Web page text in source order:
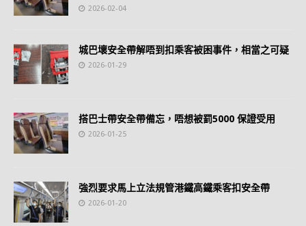
2026-02-04
城巴壞安全帶解唔到扣乘客被困事件，相當之可疑
2026-01-29
搭巴士帶安全帶備忘，唔想被罰5000 保證受用
2026-01-25
強烈要求馬上立法規管港鐵高鐵乘客扣安全帶
2026-01-20